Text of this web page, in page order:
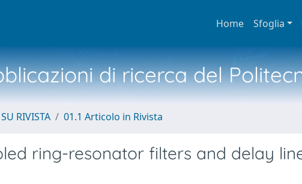
Home Sfoglia
di ricerca del
RIVISTA 01.1 Articolo in Rivista
ring-resonator filters and delay